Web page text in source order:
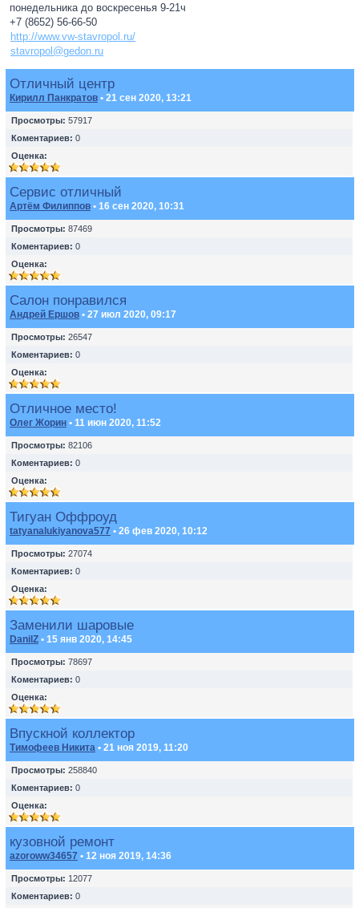
понедельника до воскресенья 9-21ч
+7 (8652) 56-66-50
http://www.vw-stavropol.ru/
stavropol@gedon.ru
Отличный центр
Кирилл Панкратов • 21 сен 2020, 13:21
Просмотры: 57917
Коментариев: 0
Оценка:
Сервис отличный
Артём Филиппов • 16 сен 2020, 10:31
Просмотры: 87469
Коментариев: 0
Оценка:
Салон понравился
Андрей Ершов • 27 июл 2020, 09:17
Просмотры: 26547
Коментариев: 0
Оценка:
Отличное место!
Олег Жорин • 11 июн 2020, 11:52
Просмотры: 82106
Коментариев: 0
Оценка:
Тигуан Оффроуд
tatyanalukiyanova577 • 26 фев 2020, 10:12
Просмотры: 27074
Коментариев: 0
Оценка:
Заменили шаровые
DanilZ • 15 янв 2020, 14:45
Просмотры: 78697
Коментариев: 0
Оценка:
Впускной коллектор
Тимофеев Никита • 21 ноя 2019, 11:20
Просмотры: 258840
Коментариев: 0
Оценка:
кузовной ремонт
azoroww34657 • 12 ноя 2019, 14:36
Просмотры: 12077
Коментариев: 0